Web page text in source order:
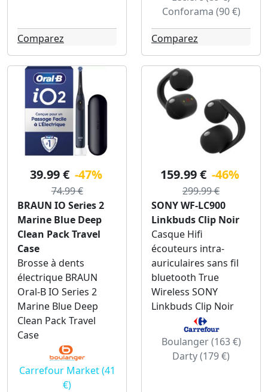
Comparez
Conforama (90 €)
Comparez
39.99 € -47%
74.99 €
BRAUN IO Series 2
Marine Blue Deep
Clean Pack Travel
Case
Brosse à dents
électrique BRAUN
Oral-B IO Series 2
Marine Blue Deep
Clean Pack Travel
Case
Carrefour Market (41
€)
159.99 € -46%
299.99 €
SONY WF-LC900
Linkbuds Clip Noir
Casque Hifi
écouteurs intra-
auriculaires sans fil
bluetooth True
Wireless SONY
Linkbuds Clip Noir
Boulanger (163 €)
Darty (179 €)